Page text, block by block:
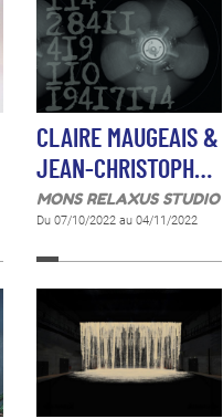
CLAIRE MAUGEAIS &
JEAN-CHRISTOPH…
MONS RELAXUS STUDIO
Du 07/10/2022 au 04/11/2022